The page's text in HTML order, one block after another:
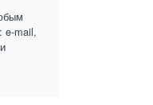
e-mail,